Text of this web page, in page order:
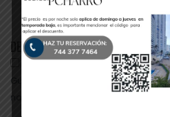
DEJA UNA RESPUESTA
Guarda mi nombre, correo
navegador para la próxima vez